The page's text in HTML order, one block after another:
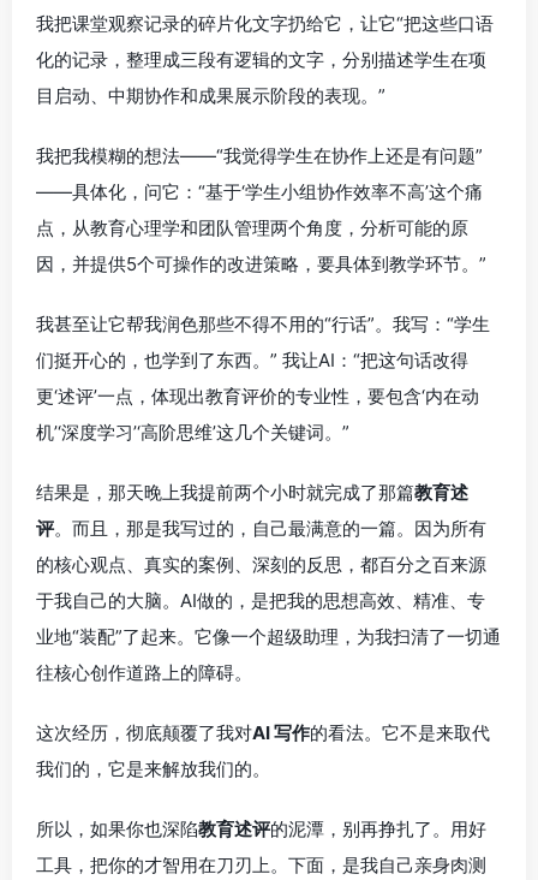
我把课堂观察记录的碎片化文字扔给它，让它“把这些口语
化的记录，整理成三段有逻辑的文字，分别描述学生在项
目启动、中期协作和成果展示阶段的表现。”
我把我模糊的想法——“我觉得学生在协作上还是有问题”
——具体化，问它：“基于‘学生小组协作效率不高’这个痛
点，从教育心理学和团队管理两个角度，分析可能的原
因，并提供5个可操作的改进策略，要具体到教学环节。”
我甚至让它帮我润色那些不得不用的“行话”。我写：“学生
们挺开心的，也学到了东西。” 我让AI：“把这句话改得
更‘述评’一点，体现出教育评价的专业性，要包含‘内在动
机’‘深度学习’‘高阶思维’这几个关键词。”
结果是，那天晚上我提前两个小时就完成了那篇教育述
评。而且，那是我写过的，自己最满意的一篇。因为所有
的核心观点、真实的案例、深刻的反思，都百分之百来源
于我自己的大脑。AI做的，是把我的思想高效、精准、专
业地“装配”了起来。它像一个超级助理，为我扫清了一切通
往核心创作道路上的障碍。
这次经历，彻底颠覆了我对AI 写作的看法。它不是来取代
我们的，它是来解放我们的。
所以，如果你也深陷教育述评的泥潭，别再挣扎了。用好
工具，把你的才智用在刀刃上。下面，是我自己亲身肉测